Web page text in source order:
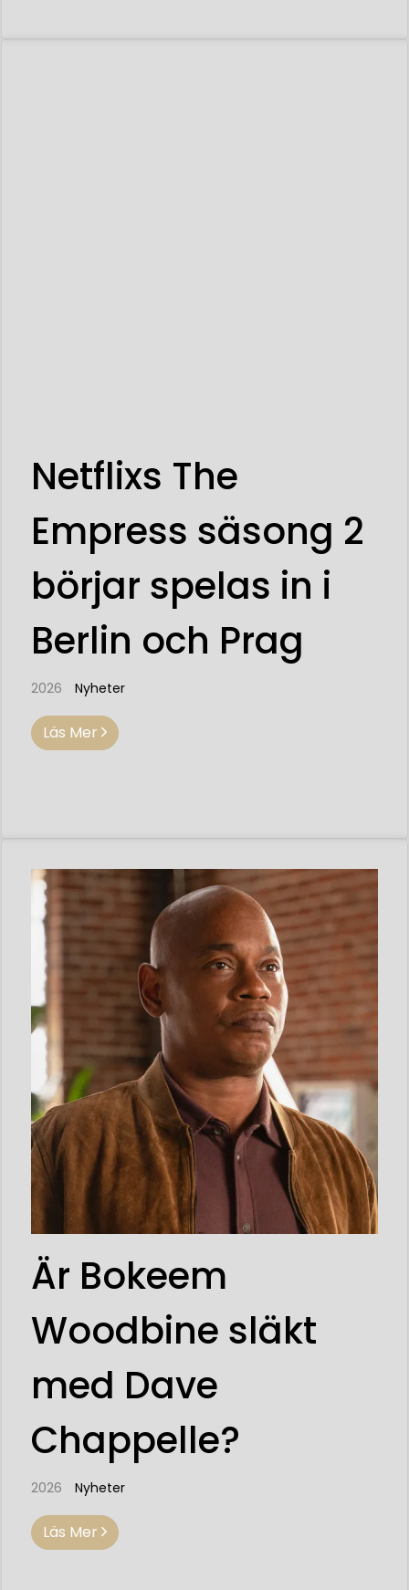
Netflixs The
Empress säsong 2
börjar spelas in i
Berlin och Prag
2026 Nyheter
Läs Mer
Är Bokeem
Woodbine släkt
med Dave
Chappelle?
2026 Nyheter
Läs Mer